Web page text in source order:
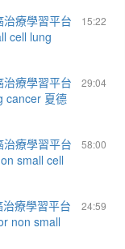
15:22
療學習平台
cell lung
29:04
療學習平台
cancer 夏德
58:00
療學習平台
small cell
24:59
療學習平台
non small